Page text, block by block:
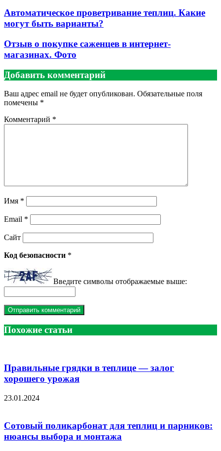
Автоматическое проветривание теплиц. Какие
могут быть варианты?
Отзыв о покупке саженцев в интернет-
магазинах. Фото
Добавить комментарий
Ваш адрес email не будет опубликован. Обязательные поля
помечены *
Комментарий *
Имя *
Email *
Сайт
Код безопасности *
Введите символы отображаемые выше:
Похожие статьи
Правильные грядки в теплице — залог
хорошего урожая
23.01.2024
Сотовый поликарбонат для теплиц и парников:
нюансы выбора и монтажа